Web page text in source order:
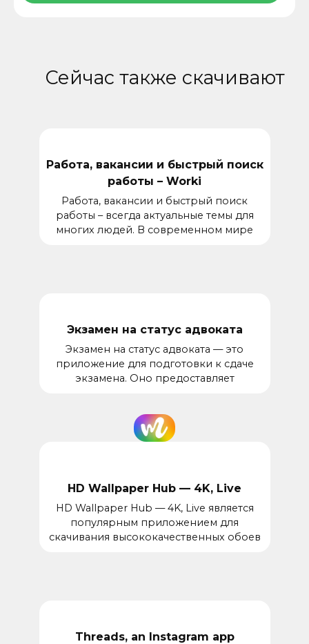
Сейчас также скачивают
Работа, вакансии и быстрый поиск
работы – Worki
Работа, вакансии и быстрый поиск
работы – всегда актуальные темы для
многих людей. В современном мире
Экзамен на статус адвоката
Экзамен на статус адвоката — это
приложение для подготовки к сдаче
экзамена. Оно предоставляет
HD Wallpaper Hub — 4K, Live
HD Wallpaper Hub — 4K, Live является
популярным приложением для
скачивания высококачественных обоев
Threads, an Instagram app